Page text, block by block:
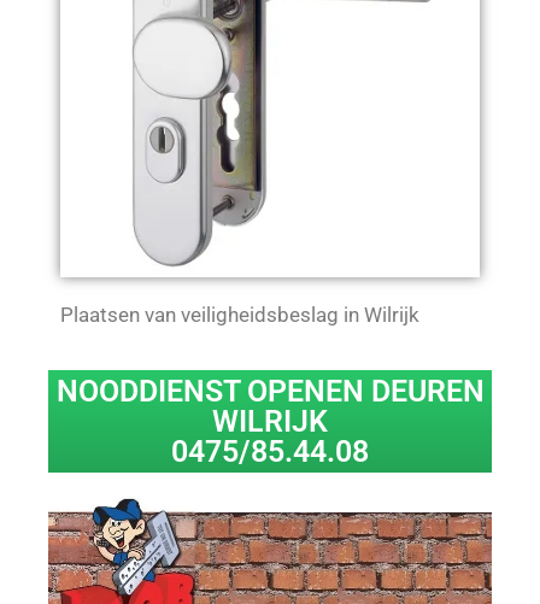
Plaatsen van veiligheidsbeslag in Wilrijk
NOODDIENST OPENEN DEUREN
WILRIJK
0475/85.44.08